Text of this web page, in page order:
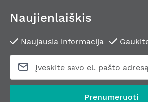
Naujienlaiškis
Naujausia informacija
Prenumeruoti